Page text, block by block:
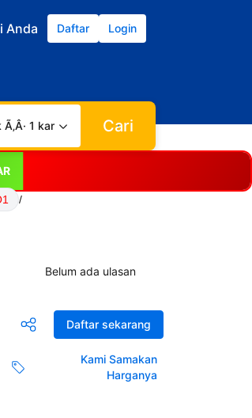
Anda Daftar Login
1 kamar Cari
/
Belum ada ulasan
Daftar sekarang
Kami Samakan
Harganya